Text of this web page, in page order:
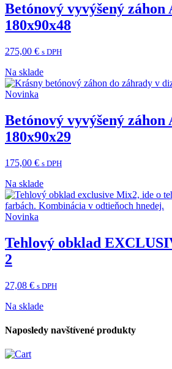
Betónový vyvýšený
180x90x48
275,00 € s DPH
Na sklade
Novinka
Betónový vyvýšený
180x90x29
175,00 € s DPH
Na sklade
Novinka
Tehlový obklad
2
27,08 € s DPH
Na sklade
Naposledy navštívené produkty